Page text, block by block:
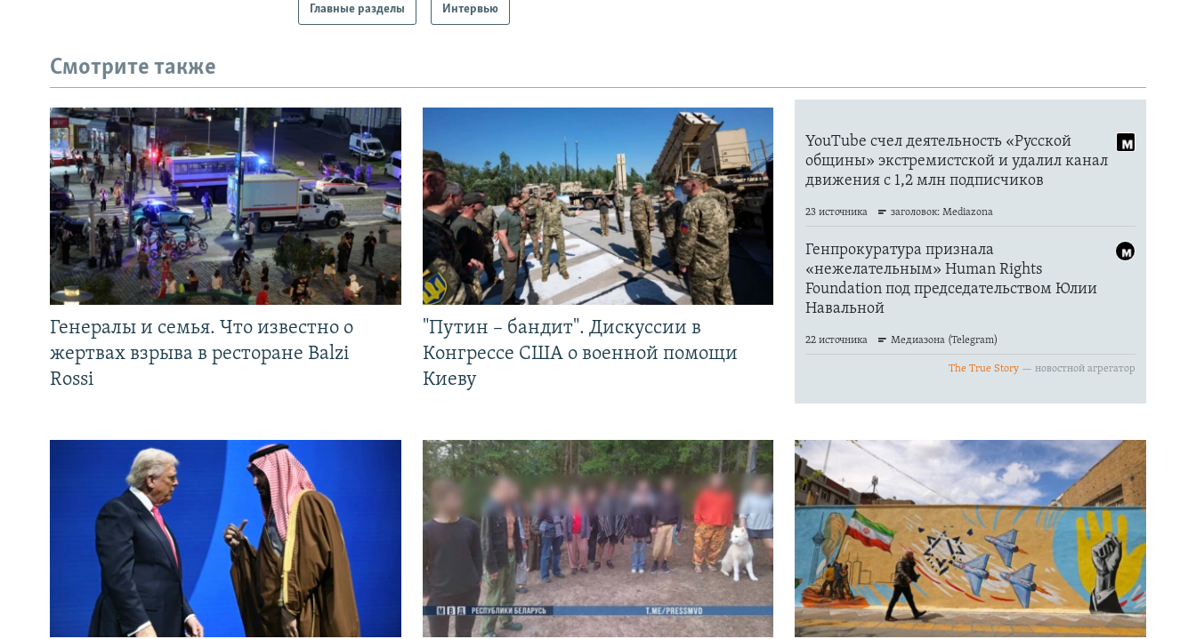
Главные разделы Интервью
Смотрите также
Генералы и семья. Что известно о
жертвах взрыва в ресторане Balzi
Rossi
"Путин – бандит". Дискуссии в
Конгрессе США о военной помощи
Киеву